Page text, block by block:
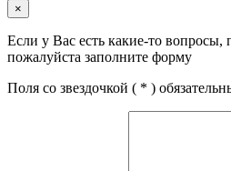
×
Если у Вас есть какие-то
пожалуйста заполните форму
Поля со звездочкой ( * )